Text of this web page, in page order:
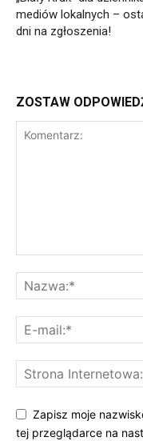
mediów lokalnych –
dni na zgłoszenia!
ZOSTAW
Zapisz moje
tej przeglądarce na